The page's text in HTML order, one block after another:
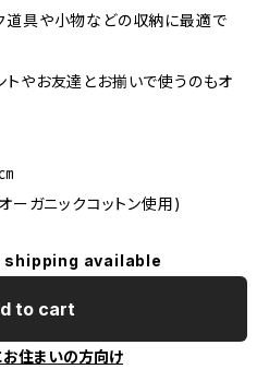
道具や小物などの収納に最適で
トやお友達とお揃いで使うのもオ
ーガニックコットン使用)
available
to cart
住まいの方向け